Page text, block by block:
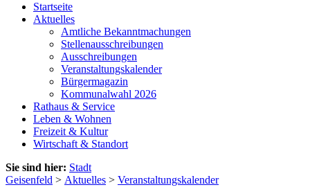
Startseite
Aktuelles
Amtliche Bekanntmachungen
Stellenausschreibungen
Ausschreibungen
Veranstaltungskalender
Bürgermagazin
Kommunalwahl 2026
Rathaus & Service
Leben & Wohnen
Freizeit & Kultur
Wirtschaft & Standort
Sie sind hier: Stadt
Geisenfeld > Aktuelles > Veranstaltungskalender